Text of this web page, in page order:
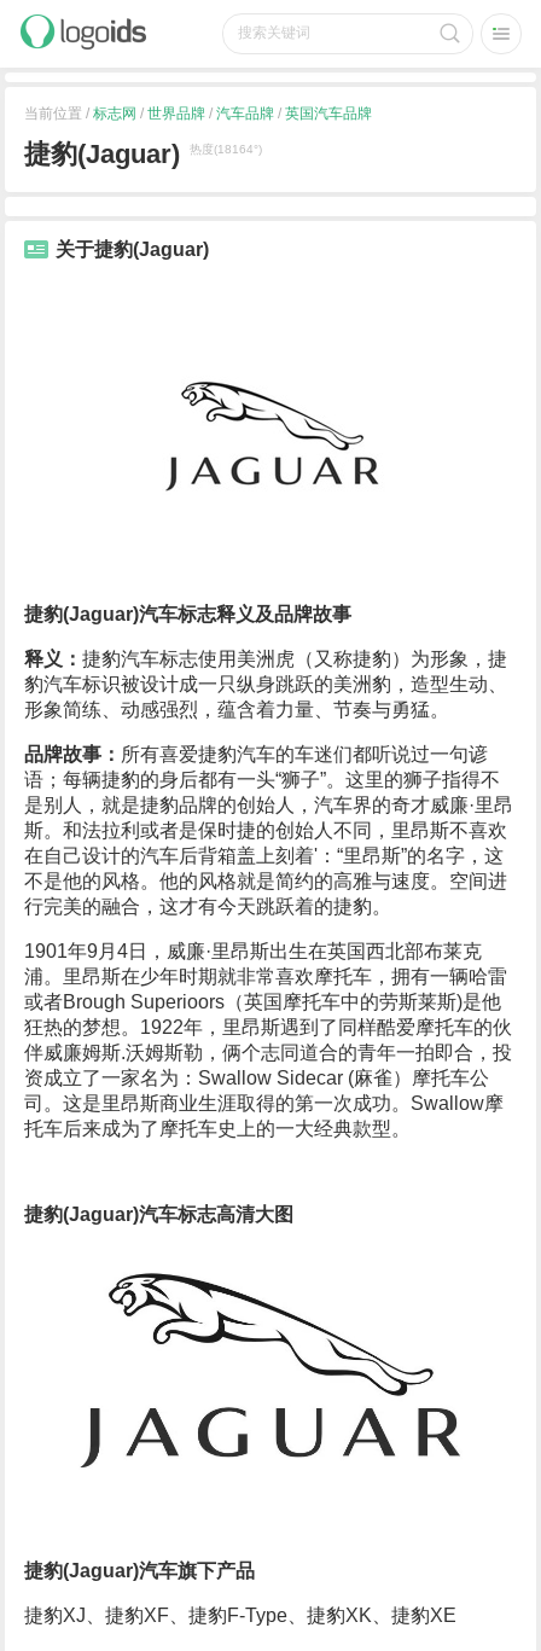
当前位置 / 标志网 / 世界品牌 / 汽车品牌 / 英国汽车品牌
捷豹(Jaguar) 热度(18164°)
关于捷豹(Jaguar)
捷豹(Jaguar)汽车标志释义及品牌故事
释义： 捷豹汽车标志使用美洲虎（又称捷豹）为形象，捷
豹汽车标识被设计成一只纵身跳跃的美洲豹，造型生动、
形象简练、动感强烈，蕴含着力量、节奏与勇猛。
品牌故事： 所有喜爱捷豹汽车的车迷们都听说过一句谚
语；每辆捷豹的身后都有一头“狮子”。这里的狮子指得不
是别人，就是捷豹品牌的创始人，汽车界的奇才威廉·里昂
斯。和法拉利或者是保时捷的创始人不同，里昂斯不喜欢
在自己设计的汽车后背箱盖上刻着'：“里昂斯”的名字，这
不是他的风格。他的风格就是简约的高雅与速度。空间进
行完美的融合，这才有今天跳跃着的捷豹。
1901年9月4日，威廉·里昂斯出生在英国西北部布莱克
浦。里昂斯在少年时期就非常喜欢摩托车，拥有一辆哈雷
或者Brough Superioors（英国摩托车中的劳斯莱斯)是他
狂热的梦想。1922年，里昂斯遇到了同样酷爱摩托车的伙
伴威廉姆斯.沃姆斯勒，俩个志同道合的青年一拍即合，投
资成立了一家名为：Swallow Sidecar (麻雀）摩托车公
司。这是里昂斯商业生涯取得的第一次成功。Swallow摩
托车后来成为了摩托车史上的一大经典款型。
捷豹(Jaguar)汽车标志高清大图
捷豹(Jaguar)汽车旗下产品
捷豹XJ、捷豹XF、捷豹F-Type、捷豹XK、捷豹XE